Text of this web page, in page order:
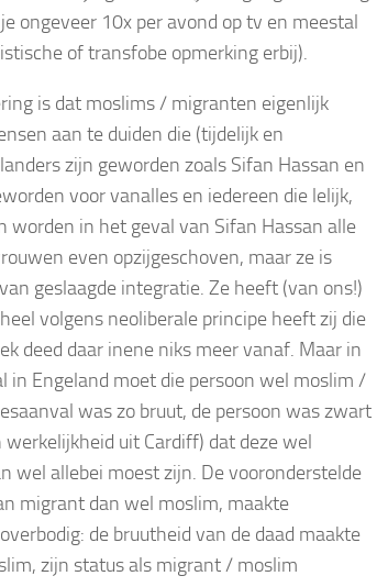
ongeveer 10x per avond op tv en meestal
of transfobe opmerking erbij).
is dat moslims / migranten eigenlijk
aan te duiden die (tijdelijk en
zijn geworden zoals Sifan Hassan en
voor vanalles en iedereen die lelijk,
worden in het geval van Sifan Hassan alle
even opzijgeschoven, maar ze is
geslaagde integratie. Ze heeft (van ons!)
volgens neoliberale principe heeft zij die
deed daar inene niks meer vanaf. Maar in
in Engeland moet die persoon wel moslim /
was zo bruut, de persoon was zwart
uit Cardiff) dat deze wel
wel allebei moest zijn. De vooronderstelde
migrant dan wel moslim, maakte
de bruutheid van de daad maakte
zijn status als migrant / moslim